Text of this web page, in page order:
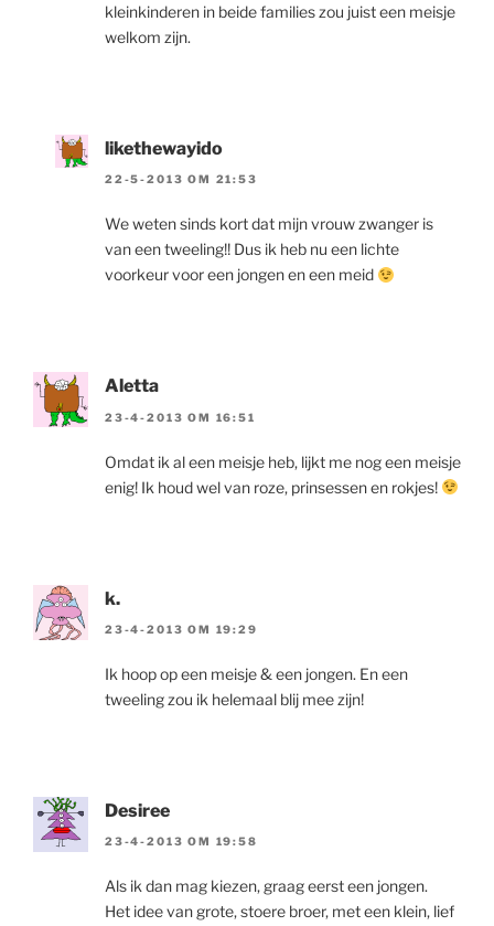
kleinkinderen in beide families zou juist een meisje
welkom zijn.
likethewayido
22-5-2013 OM 21:53
We weten sinds kort dat mijn vrouw zwanger is
van een tweeling!! Dus ik heb nu een lichte
voorkeur voor een jongen en een meid
Aletta
23-4-2013 OM 16:51
Omdat ik al een meisje heb, lijkt me nog een meisje
enig! Ik houd wel van roze, prinsessen en rokjes!
k.
23-4-2013 OM 19:29
Ik hoop op een meisje & een jongen. En een
tweeling zou ik helemaal blij mee zijn!
Desiree
23-4-2013 OM 19:58
Als ik dan mag kiezen, graag eerst een jongen.
Het idee van grote, stoere broer, met een klein, lief